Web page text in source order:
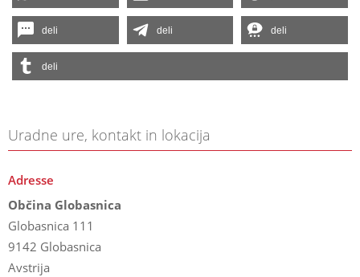
deli deli deli
deli
Uradne ure, kontakt in lokacija
Adresse
Občina Globasnica
Globasnica 111
9142 Globasnica
Avstrija